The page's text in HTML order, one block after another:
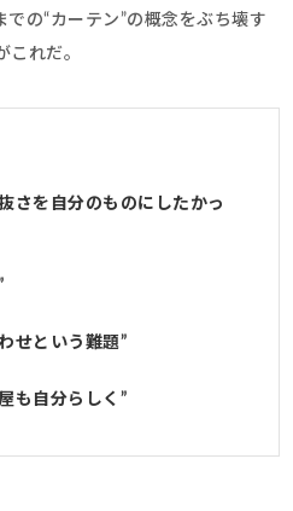
の“カーテン”の概念をぶち壊す
これだ。
さを自分のものにしたかっ
せという難題”
も自分らしく”